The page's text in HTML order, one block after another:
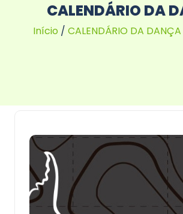
CALENDÁRIO DA
Início / CALENDÁRIO DA DANÇA